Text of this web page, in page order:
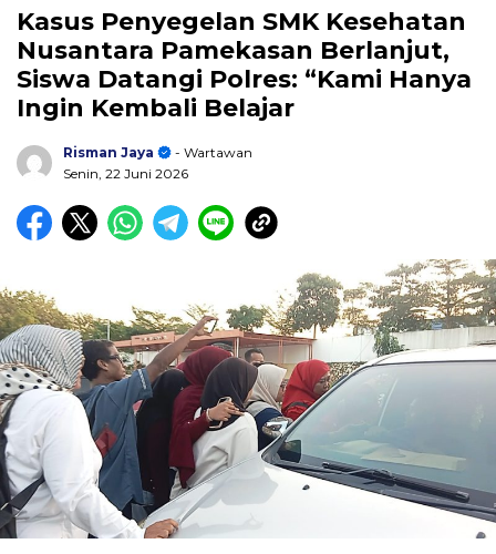
Kasus Penyegelan SMK Kesehatan
Nusantara Pamekasan Berlanjut,
Siswa Datangi Polres: “Kami Hanya
Ingin Kembali Belajar
Risman Jaya
- Wartawan
Senin, 22 Juni 2026